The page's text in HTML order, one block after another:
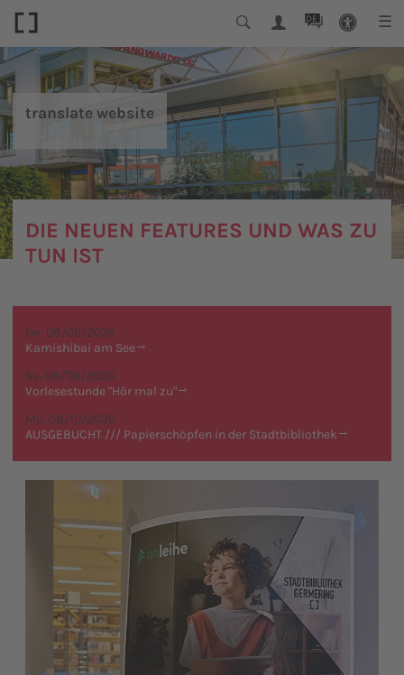
☰
DE
translate website
DIE NEUEN FEATURES UND WAS ZU
TUN IST
Do. 08/06/2026
Kamishibai am See
Sa. 08/08/2026
Vorlesestunde "Hör mal zu"
Mo. 08/10/2026
AUSGEBUCHT /// Papierschöpfen in der Stadtbibliothek